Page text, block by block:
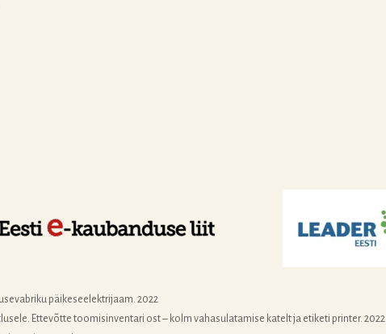
päikeseelektrijaam. 2022
Ettevõtte toomisinventari ost – kolm vahasulatamise katelt ja etiketi printer. 2022